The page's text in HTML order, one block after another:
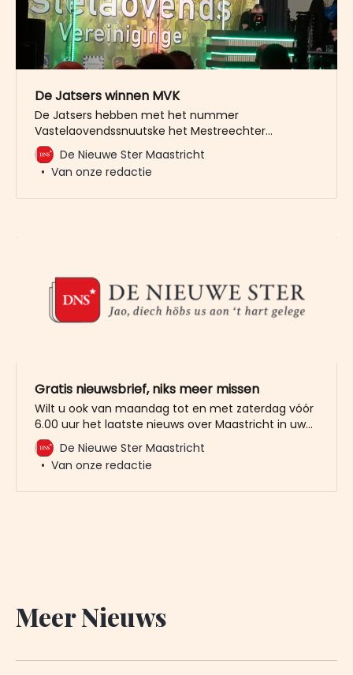
De Jatsers winnen MVK
De Jatsers hebben met het nummer
Vastelaovendssnuutske het Mestreechter
Vastelaovendsleedsjes Konkoer gewonnen. Ze
volgen daarmee Duo X-Elle op dat vorige jaar met
’t Vastelaovendsleedsje tot beste Maastrichtse
De Nieuwe Ster Maastricht
Van onze redactie
Gratis nieuwsbrief, niks meer missen
Wilt u ook van maandag tot en met zaterdag vóór
6.00 uur het laatste nieuws over Maastricht in uw
mailbox? Meld u dan gratis aan voor de nieuwbrief
van De Nieuwe Ster. Meer dan 20.000 trouwe lezers
gingen u al voor. Het enige wat wij van u vragen
De Nieuwe Ster Maastricht
Van onze redactie
Meer Nieuws